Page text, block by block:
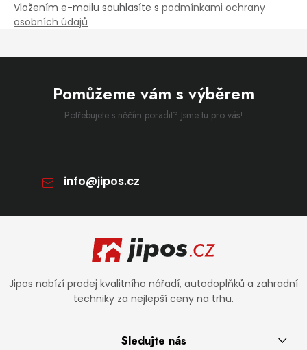
Vložením e-mailu souhlasíte s podmínkami ochrany
osobních údajů
Pomůžeme vám s výběrem
Potřebujete s něčím poradit? Jsme tu pro vás!
info@jipos.cz
Zápatí
Jipos nabízí prodej kvalitního nářadí, autodoplňků a zahradní
techniky za nejlepší ceny na trhu.
Sledujte nás